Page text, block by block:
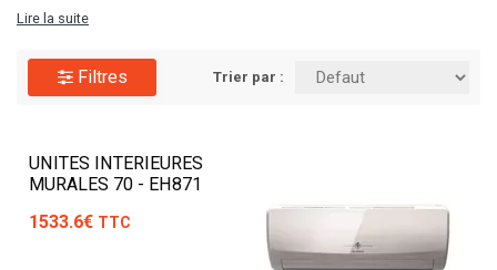
solutions de chauffage, des chaudières aux radiateurs design, ainsi que
équipements adaptés à votre espace et à votre budget. Visitez Louis
Spriet et préparez votre maison pour toute l'année !
Lire la suite
Filtres Trier par :
UNITES INTERIEURES
MURALES 70 - EH871
1533.6€ TTC